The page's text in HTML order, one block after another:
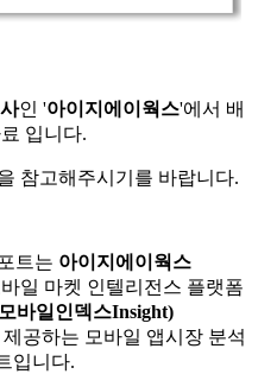
인 '아이지에이웍스'에서 배
입니다.
참고해주시기를 바랍니다.
트는 아이지에이웍스
일 마켓 인텔리전스 플랫폼
바일인덱스Insight)
공하는 모바일 앱시장 분석
입니다.